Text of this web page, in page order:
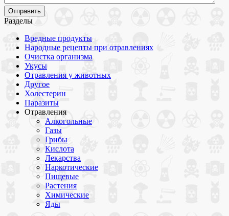
Разделы
Вредные продукты
Народные рецепты при отравлениях
Очистка организма
Укусы
Отравления у животных
Другое
Холестерин
Паразиты
Отравления
Алкогольные
Газы
Грибы
Кислота
Лекарства
Наркотические
Пищевые
Растения
Химические
Яды